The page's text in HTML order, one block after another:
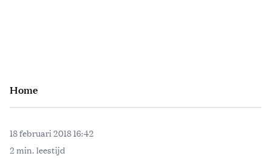
Home
18 februari 2018 16:42
2 min. leestijd